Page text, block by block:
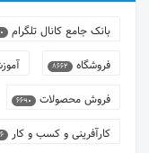
بانک جامع کانال تلگرام
فروشگاه 8662
فروش محصولات 6690
کارآفرینی و کسب و کار